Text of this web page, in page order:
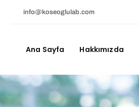
info koseoglulab.com
Ana Sayfa Hakkımızda